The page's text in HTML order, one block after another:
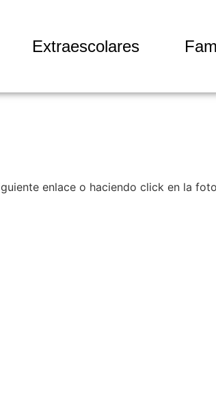
Extraescolares
enlace o haciendo click en la